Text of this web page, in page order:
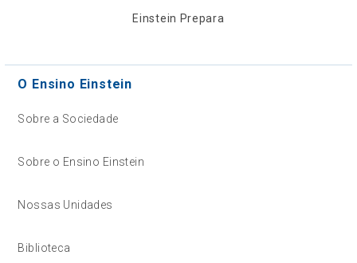
Einstein Prepara
O Ensino Einstein
Sobre a Sociedade
Sobre o Ensino Einstein
Nossas Unidades
Biblioteca